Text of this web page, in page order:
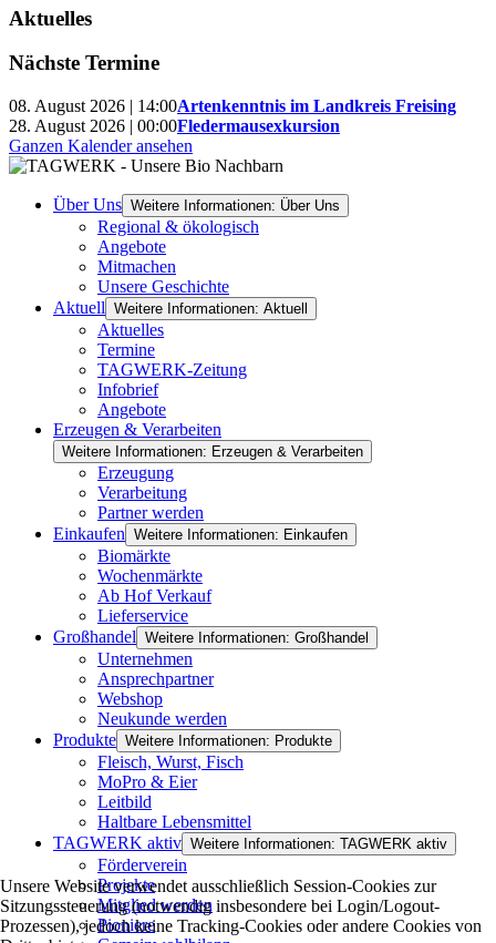
Aktuelles
Nächste Termine
08. August 2026 | 14:00Artenkenntnis im Landkreis Freising
28. August 2026 | 00:00Fledermausexkursion
Ganzen Kalender ansehen
Über Uns Weitere Informationen: Über Uns
Regional & ökologisch
Angebote
Mitmachen
Unsere Geschichte
Aktuell Weitere Informationen: Aktuell
Aktuelles
Termine
TAGWERK-Zeitung
Infobrief
Angebote
Erzeugen & Verarbeiten
Weitere Informationen: Erzeugen & Verarbeiten
Erzeugung
Verarbeitung
Partner werden
Einkaufen Weitere Informationen: Einkaufen
Biomärkte
Wochenmärkte
Ab Hof Verkauf
Lieferservice
Großhandel Weitere Informationen: Großhandel
Unternehmen
Ansprechpartner
Webshop
Neukunde werden
Produkte Weitere Informationen: Produkte
Fleisch, Wurst, Fisch
MoPro & Eier
Leitbild
Haltbare Lebensmittel
TAGWERK aktiv Weitere Informationen: TAGWERK aktiv
Förderverein
Projekte
Mitglied werden
Pioniere
Unsere Website verwendet ausschließlich Session-Cookies zur
Sitzungssteuerung (notwendig insbesondere bei Login/Logout-
Prozessen), jedoch keine Tracking-Cookies oder andere Cookies von